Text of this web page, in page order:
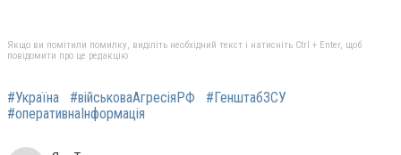
Якщо ви помітили помилку, виділіть необхідний текст і натисніть Ctrl + Enter, щоб
повідомити про це редакцію
#Україна #військоваАгресіяРФ
#ГенштабЗСУ
#оперативнаІнформація